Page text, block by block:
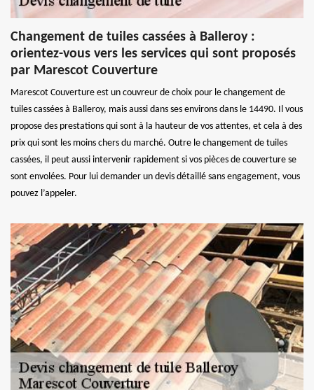
Changement de tuiles cassées à Balleroy :
orientez-vous vers les services qui sont proposés
par Marescot Couverture
Marescot Couverture est un couvreur de choix pour le changement de
tuiles cassées à Balleroy, mais aussi dans ses environs dans le 14490. Il vous
propose des prestations qui sont à la hauteur de vos attentes, et cela à des
prix qui sont les moins chers du marché. Outre le changement de tuiles
cassées, il peut aussi intervenir rapidement si vos pièces de couverture se
sont envolées. Pour lui demander un devis détaillé sans engagement, vous
pouvez l’appeler.